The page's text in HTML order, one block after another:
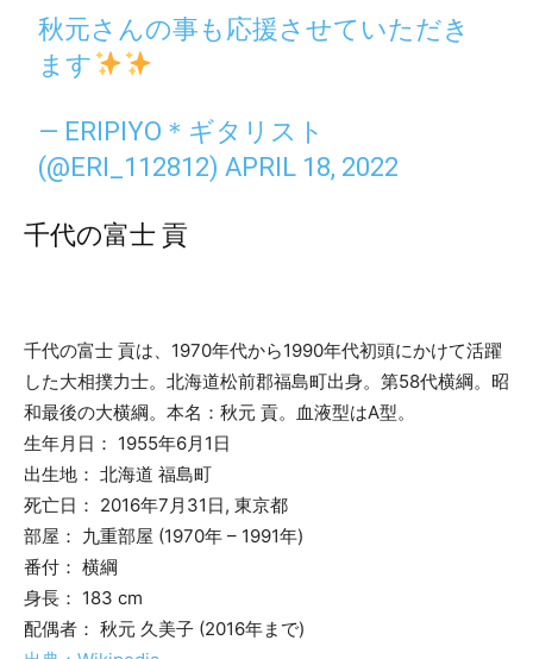
秋元さんの事も応援させていただき
ます
— ERIPIYO＊ギタリスト
(@ERI_112812)APRIL 18, 2022
千代の富士 貢
千代の富士 貢は、1970年代から1990年代初頭にかけて活躍
した大相撲力士。北海道松前郡福島町出身。第58代横綱。昭
和最後の大横綱。本名：秋元 貢。血液型はA型。
生年月日： 1955年6月1日
出生地： 北海道 福島町
死亡日： 2016年7月31日, 東京都
部屋： 九重部屋 (1970年 – 1991年)
番付： 横綱
身長： 183 cm
配偶者： 秋元 久美子 (2016年まで)